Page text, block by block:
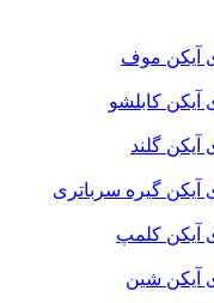
موف
کابلشو
گلند
گیره سرباتری
کلمپ
شین